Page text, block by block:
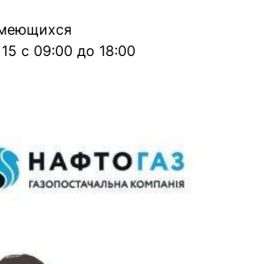
с 09:00 до 18:00